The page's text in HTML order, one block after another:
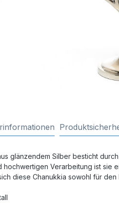
glänzendem Silber besticht
hochwertigen Verarbeitung ist sie
diese Chanukkia sowohl für